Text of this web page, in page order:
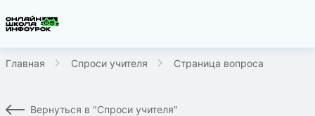
Главная Спроси учителя Страница вопроса
Вернуться в "Спроси учителя"